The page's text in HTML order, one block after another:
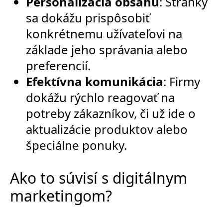
sa dokážu prispôsobiť
konkrétnemu užívateľovi na
základe jeho správania alebo
preferencií.
Efektívna komunikácia: Firmy
dokážu rýchlo reagovať na
potreby zákazníkov, či už ide o
aktualizácie produktov alebo
špeciálne ponuky.
Ako to súvisí s digitálnym
marketingom?